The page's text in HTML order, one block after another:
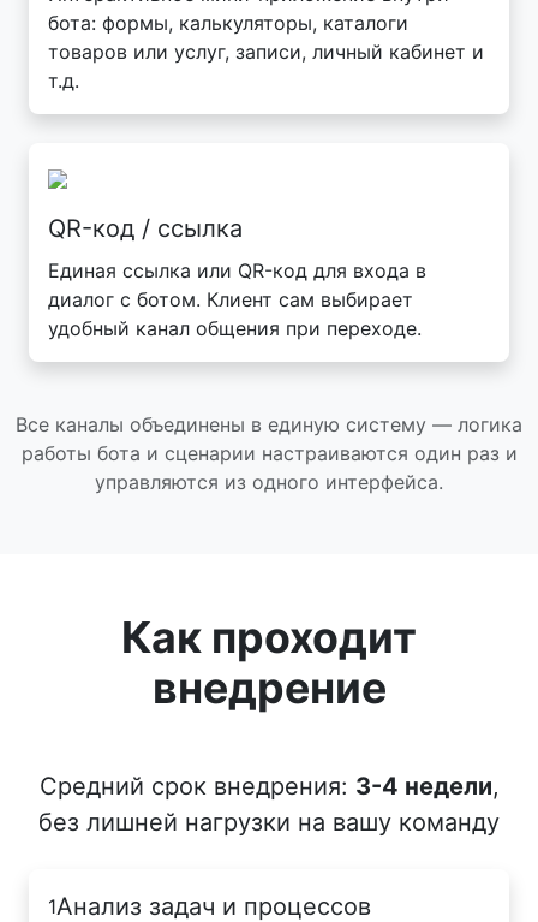
бота: формы, калькуляторы, каталоги
товаров или услуг, записи, личный кабинет и
т.д.
QR-код / ссылка
Единая ссылка или QR-код для входа в
диалог с ботом. Клиент сам выбирает
удобный канал общения при переходе.
Все каналы объединены в единую систему — логика
работы бота и сценарии настраиваются один раз и
управляются из одного интерфейса.
Как проходит
внедрение
Средний срок внедрения: 3-4 недели,
без лишней нагрузки на вашу команду
1Анализ задач и процессов